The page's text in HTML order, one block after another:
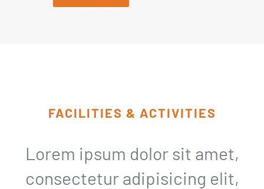
FACILITIES & ACTIVITIES
Lorem ipsum dolor sit amet,
consectetur adipisicing elit,